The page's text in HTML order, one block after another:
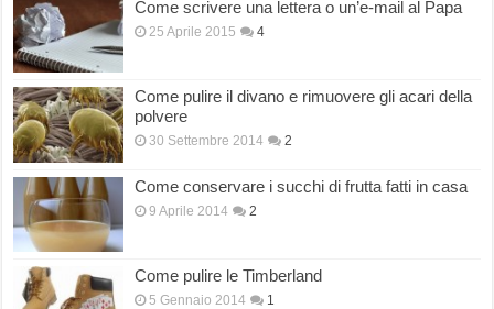
Come scrivere una lettera o un’e-mail al Papa
25 Aprile 2015 4
Come pulire il divano e rimuovere gli acari della
polvere
30 Settembre 2014 2
Come conservare i succhi di frutta fatti in casa
9 Aprile 2014 2
Come pulire le Timberland
5 Gennaio 2014 1